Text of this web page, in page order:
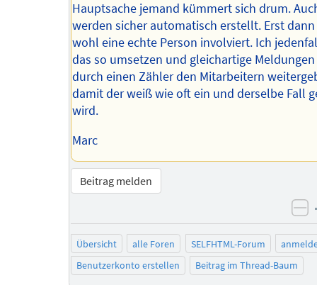
Hauptsache jemand kümmert sich drum.
werden sicher automatisch erstellt. Erst
wohl eine echte Person involviert. Ich
das so umsetzen und gleichartige
durch einen Zähler den Mitarbeitern
damit der weiß wie oft ein und derselbe Fall
wird.
Marc
Beitrag melden
Übersicht alle Foren SELFHTML-Forum
Benutzerkonto erstellen
Beitrag im Thread-Baum